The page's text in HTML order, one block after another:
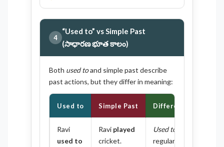
4
“Used to” vs Simple Past
(సాధారణ భూత కాలం)
Both used toand simple past describe
past actions, but they differ in meaning:
Used to Simple Past Difference
Ravi
used to
Ravi played
cricket.
Used to
regular